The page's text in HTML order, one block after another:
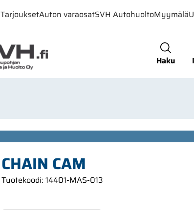
Haku
TarjouksetAuton varaosatSVH AutohuoltoMyymälä
CHAIN CAM
Tuotekoodi: 14401-MAS-013